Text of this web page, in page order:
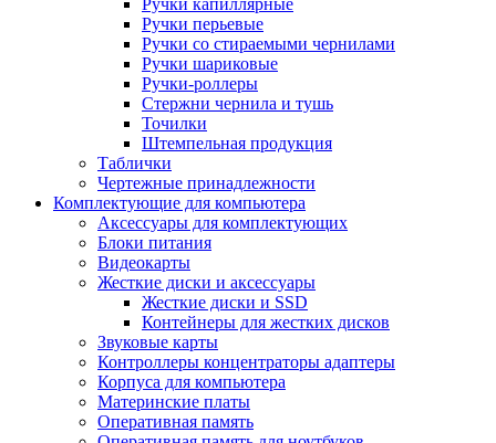
Ручки капиллярные
Ручки перьевые
Ручки со стираемыми чернилами
Ручки шариковые
Ручки-роллеры
Стержни чернила и тушь
Точилки
Штемпельная продукция
Таблички
Чертежные принадлежности
Комплектующие для компьютера
Аксессуары для комплектующих
Блоки питания
Видеокарты
Жесткие диски и аксессуары
Жесткие диски и SSD
Контейнеры для жестких дисков
Звуковые карты
Контроллеры концентраторы адаптеры
Корпуса для компьютера
Материнские платы
Оперативная память